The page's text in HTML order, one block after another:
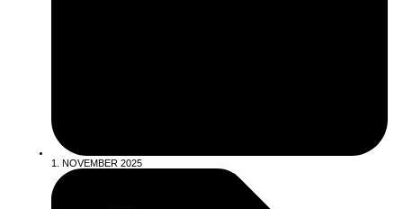
1. NOVEMBER 2025